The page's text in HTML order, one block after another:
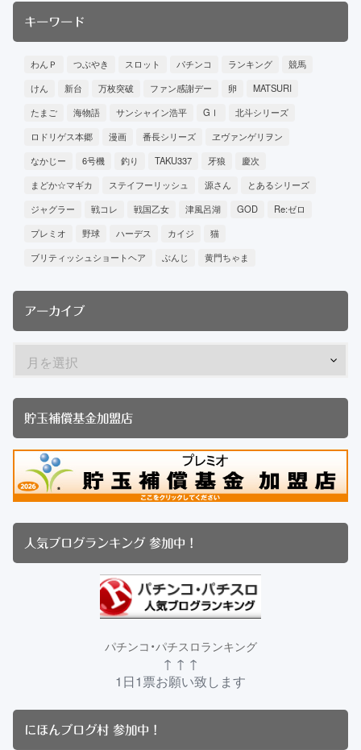
キーワード
わんＰ つぶやき スロット パチンコ ランキング
競馬
けん
新台 万枚突破 ファン感謝デー 卵
MATSURI
たまご
海物語 サンシャイン浩平 GⅠ
北斗シリーズ
ロドリゲス本郷
漫画 番長シリーズ
ヱヴァンゲリヲン
なかじー
6号機 釣り TAKU337 牙狼
慶次
まどか☆マギカ
ステイフーリッシュ 源さん
とあるシリーズ
ジャグラー
戦コレ 戦国乙女 津風呂湖 GOD
Re:ゼロ
プレミオ
野球 ハーデス カイジ
猫
ブリティッシュショートヘア
ぶんじ 黄門ちゃま
アーカイブ
貯玉補償基金加盟店
人気ブログランキング 参加中！
パチンコ・パチスロランキング
↑ ↑ ↑
1日1票お願い致します
にほんブログ村 参加中！